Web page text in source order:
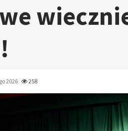
2026 258